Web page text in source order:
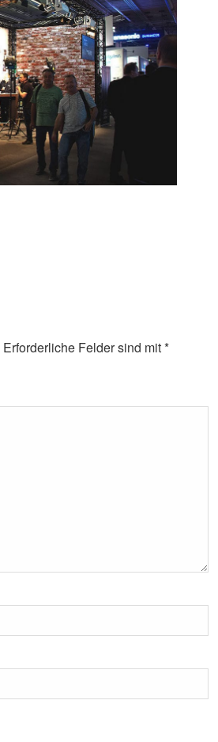
Erforderliche Felder sind mit*